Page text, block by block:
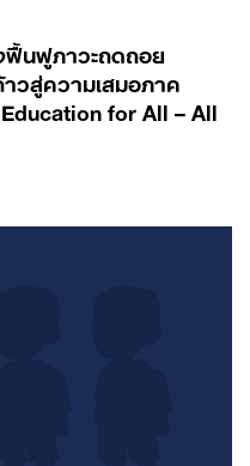
นฟูภาวะถดถอย
วสู่ความเสมอภาค
for All – All